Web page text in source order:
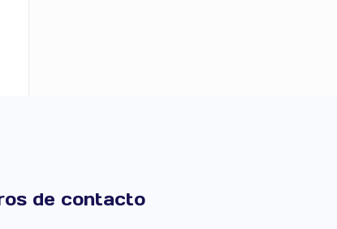
de contacto